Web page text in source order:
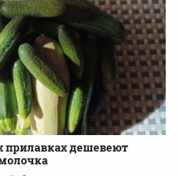
прилавках дешевеют